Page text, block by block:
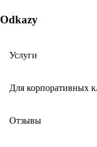
Odkazy
Услуги
Для корпоративных
Отзывы